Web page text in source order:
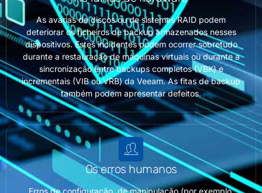
As avarias de discos ou de sistemas RAID podem
deteriorar os ficheiros de backup armazenados nesses
dispositivos. Estes incidentes podem ocorrer sobretudo
durante a restauração de máquinas virtuais ou durante a
sincronização entre backups completos (VBK) e
incrementais (VIB ou VRB) da Veeam. As fitas de backup
também podem apresentar defeitos.
Os erros humanos
Erros de configuração, de manipulação (por exemplo,